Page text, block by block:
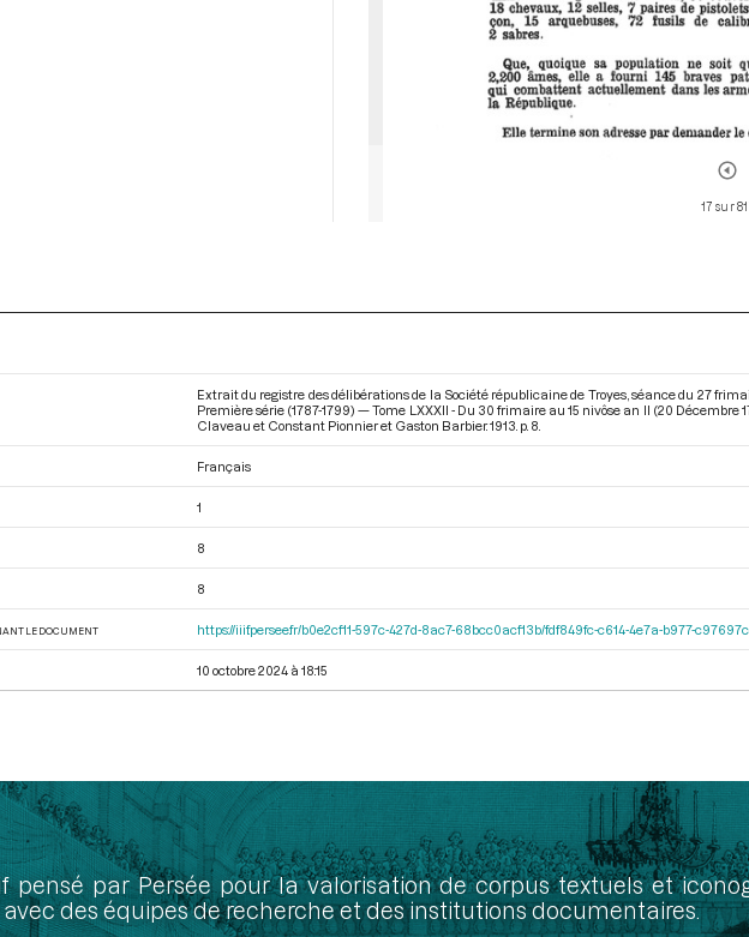
17 sur
Extrait du registre des délibérations de la Société républicaine de Troyes, séance du 27
Première série (1787-1799) — Tome LXXXII - Du 30 frimaire au 15 nivôse an II (20 Décembre
Claveau et Constant Pionnier et Gaston Barbier. 1913. p. 8.
Français
1
8
8
LE DOCUMENT https://iiif.persee.fr/b0e2cf11-597c-427d-8ac7-68bcc0acf13b/fdf849fc-c614-4e7a-b977-
10 octobre 2024 à 18:15
pensé par Persée pour la valorisation de corpus textuels et
des équipes de recherche et des institutions documentaires.